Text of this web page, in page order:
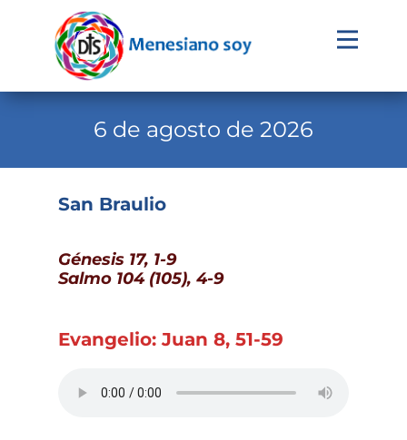
Evangelio
Familia Menesiana
Recursos
6 de agosto de 2026
San Braulio
Génesis 17, 1-9
Salmo 104 (105), 4-9
Evangelio: Juan 8, 51-59